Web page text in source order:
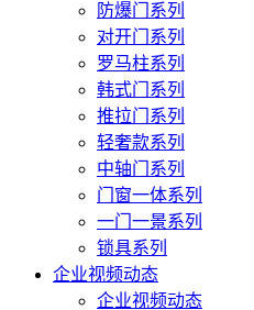
防爆门系列
对开门系列
罗马柱系列
韩式门系列
推拉门系列
轻奢款系列
中轴门系列
门窗一体系列
一门一景系列
锁具系列
企业视频动态
企业视频动态